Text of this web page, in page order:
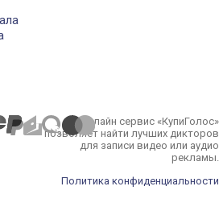
Онлайн сервис «КупиГолос»
позволяет найти лучших дикторов
для записи видео или аудио
рекламы.
Политика конфиденциальности